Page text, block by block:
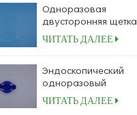
Одноразовая
двусторонняя щетка
для очистки
эндоскопии
ЧИТАТЬ ДАЛЕЕ
Эндоскопический
одноразовый
медицинский
пластиковый
ЧИТАТЬ ДАЛЕЕ